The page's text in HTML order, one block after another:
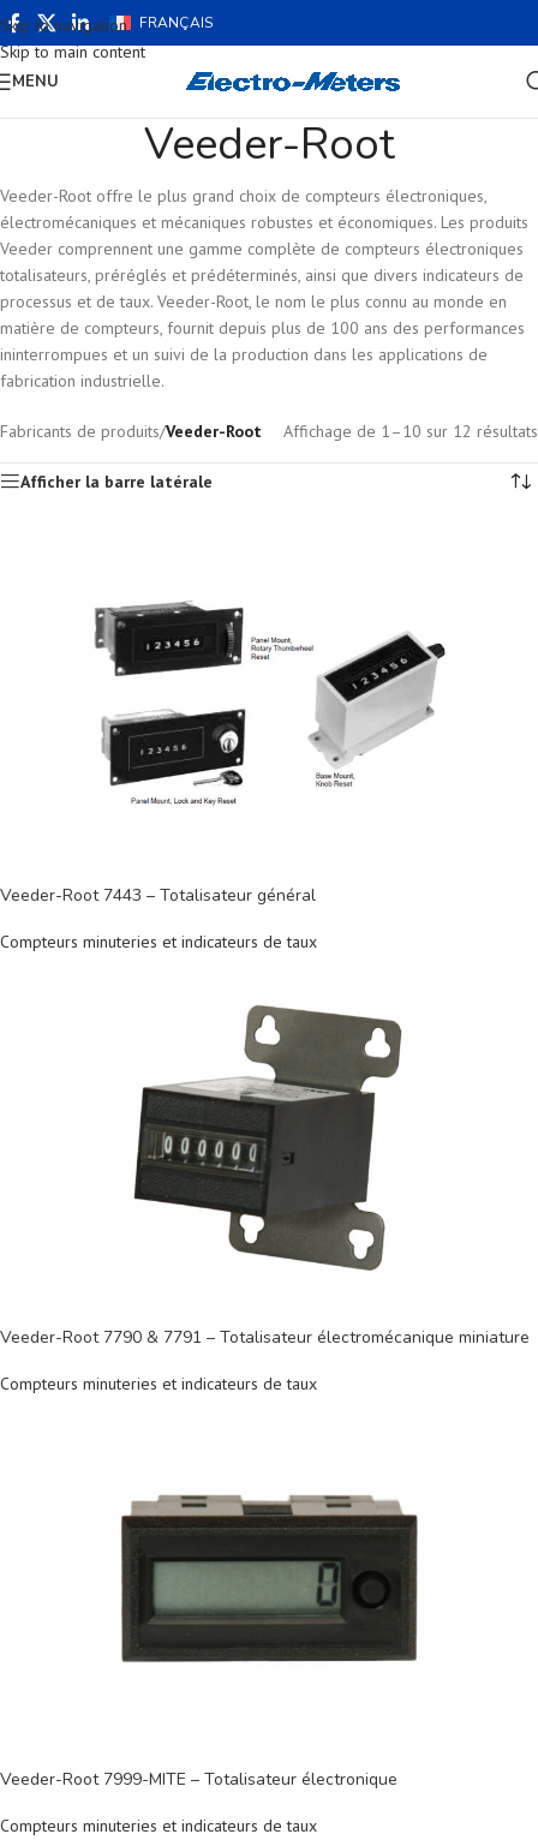
Skip to navigation
Skip to main content
FRANÇAIS
MENU
Veeder-Root
Veeder-Root offre le plus grand choix de compteurs électroniques,
électromécaniques et mécaniques robustes et économiques. Les produits
Veeder comprennent une gamme complète de compteurs électroniques
totalisateurs, préréglés et prédéterminés, ainsi que divers indicateurs de
processus et de taux. Veeder-Root, le nom le plus connu au monde en
matière de compteurs, fournit depuis plus de 100 ans des performances
ininterrompues et un suivi de la production dans les applications de
fabrication industrielle.
Fabricants de produits/Veeder-Root Affichage de 1–10 sur 12 résultats
Afficher la barre latérale
Veeder-Root 7443 – Totalisateur général
Compteurs minuteries et indicateurs de taux
Veeder-Root 7790 & 7791 – Totalisateur électromécanique miniature
Compteurs minuteries et indicateurs de taux
Veeder-Root 7999-MITE – Totalisateur électronique
Compteurs minuteries et indicateurs de taux